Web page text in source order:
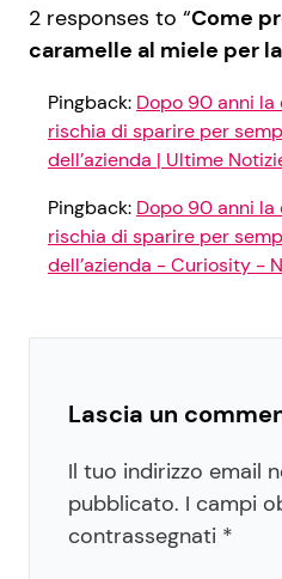
2 responses to “Come
caramelle al miele per
Pingback: Dopo 90 anni la
rischia di sparire per
dell’azienda | Ultime
Pingback: Dopo 90 anni la
rischia di sparire per
dell’azienda - Curiosity -
Lascia un
Il tuo indirizzo email
pubblicato. I campi
contrassegnati *